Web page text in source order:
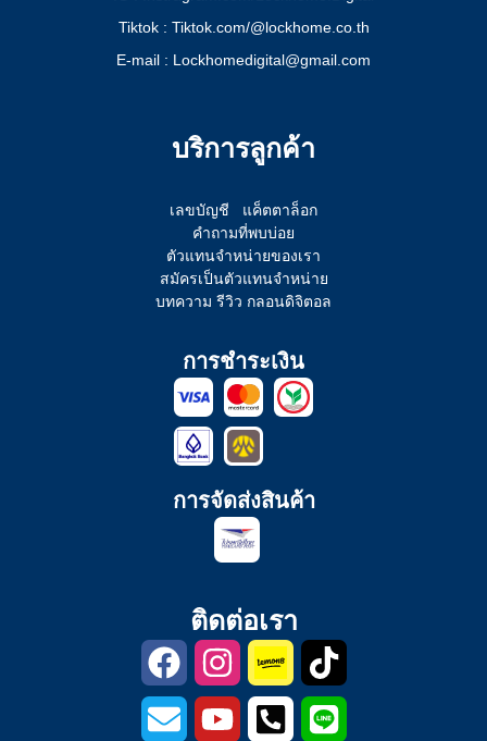
Tiktok : Tiktok.com/@lockhome.co.th
E-mail : Lockhomedigital@gmail.com
บริการลูกค้า
เลขบัญชี
แค็ตตาล็อก
คำถามที่พบบ่อย
ตัวแทนจำหน่ายของเรา
สมัครเป็นตัวแทนจำหน่าย
บทความ รีวิว กลอนดิจิตอล
การชำระเงิน
การจัดส่งสินค้า
ติดต่อเรา